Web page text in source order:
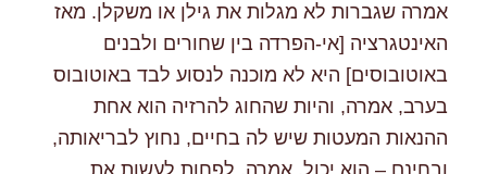
אמרה שגברות לא מגלות את גילן או משקלן. מאז
האינטגרציה [אי-הפרדה בין שחורים ולבנים
באוטובוסים] היא לא מוכנה לנסוע לבד באוטובוס
בערב, אמרה, והיות שהחוג להרזיה הוא אחת
ההנאות המעטות שיש לה בחיים, נחוץ לבריאותה,